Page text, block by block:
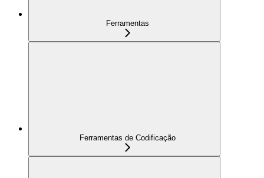
Ferramentas
Ferramentas de Codificação